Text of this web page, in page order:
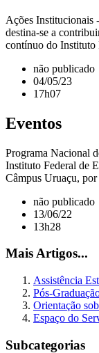
Ações Institucionais
destina-se a
contínuo do Instituto
não publicado
04/05/23
17h07
Eventos
Programa Nacional
Instituto Federal de
Câmpus Uruaçu,
não publicado
13/06/22
13h28
Mais Artigos...
Assistência
Pós-
Orientação
Espaço do
Subcategorias